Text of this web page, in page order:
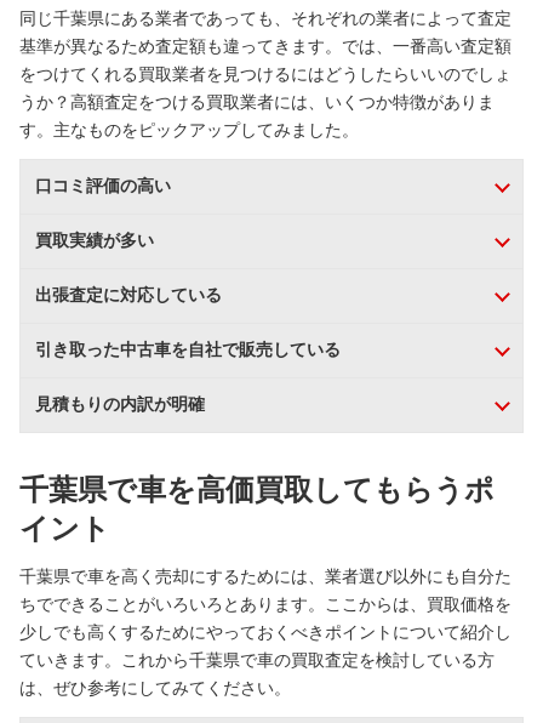
同じ千葉県にある業者であっても、それぞれの業者によって査定
基準が異なるため査定額も違ってきます。では、一番高い査定額
をつけてくれる買取業者を見つけるにはどうしたらいいのでしょ
うか？高額査定をつける買取業者には、いくつか特徴がありま
す。主なものをピックアップしてみました。
口コミ評価の高い
買取実績が多い
出張査定に対応している
引き取った中古車を自社で販売している
見積もりの内訳が明確
千葉県で車を高価買取してもらうポ
イント
千葉県で車を高く売却にするためには、業者選び以外にも自分た
ちでできることがいろいろとあります。ここからは、買取価格を
少しでも高くするためにやっておくべきポイントについて紹介し
ていきます。これから千葉県で車の買取査定を検討している方
は、ぜひ参考にしてみてください。